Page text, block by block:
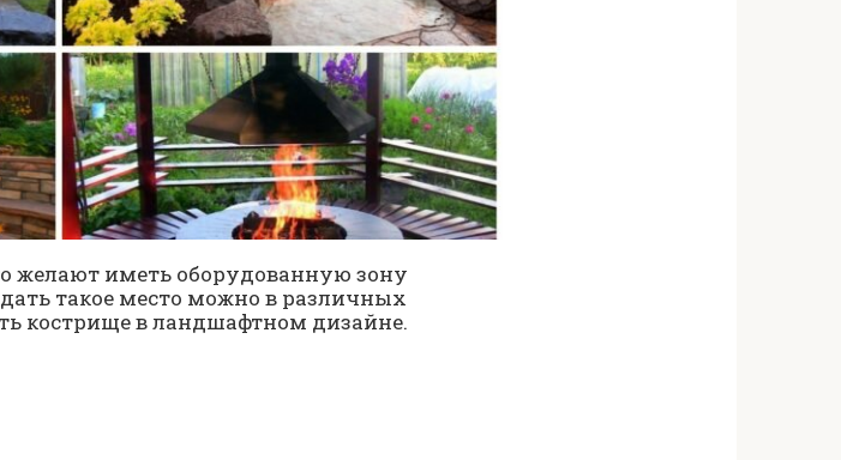
желают иметь оборудованную зону
такое место можно в различных
кострище в ландшафтном дизайне.